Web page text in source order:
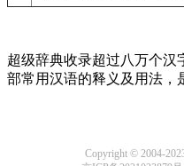
超级辞典收录超过八万个汉
部常用汉语的释义及用法，
Copyright © 2004-